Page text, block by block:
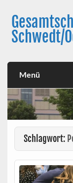
content
Schwedt/
Menü
Schlagwort: